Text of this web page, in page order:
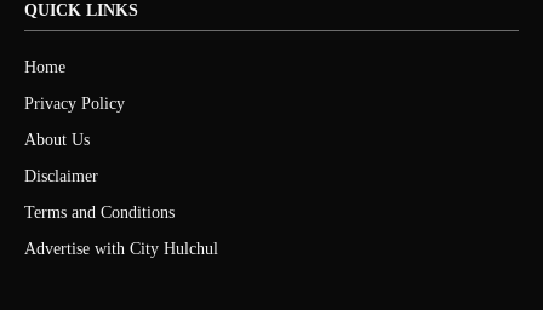
QUICK LINKS
Home
Privacy Policy
About Us
Disclaimer
Terms and Conditions
Advertise with City Hulchul